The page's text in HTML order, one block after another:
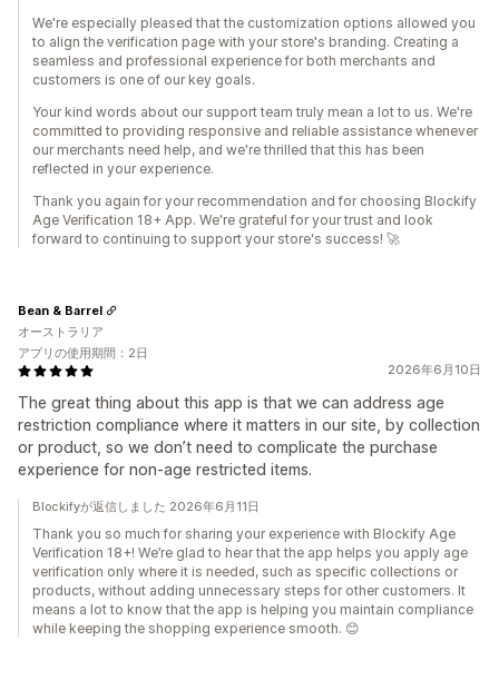
We're especially pleased that the customization options allowed you
to align the verification page with your store's branding. Creating a
seamless and professional experience for both merchants and
customers is one of our key goals.
Your kind words about our support team truly mean a lot to us. We're
committed to providing responsive and reliable assistance whenever
our merchants need help, and we're thrilled that this has been
reflected in your experience.
Thank you again for your recommendation and for choosing Blockify
Age Verification 18+ App. We're grateful for your trust and look
forward to continuing to support your store's success! 🚀
2026年6月10日
The great thing about this app is that we can address age
restriction compliance where it matters in our site, by collection
or product, so we don’t need to complicate the purchase
experience for non-age restricted items.
Bean & Barrel
オーストラリア
アプリの使用期間：2日
Blockifyが返信しました 2026年6月11日
Thank you so much for sharing your experience with Blockify Age
Verification 18+! We’re glad to hear that the app helps you apply age
verification only where it is needed, such as specific collections or
products, without adding unnecessary steps for other customers. It
means a lot to know that the app is helping you maintain compliance
while keeping the shopping experience smooth. 😊